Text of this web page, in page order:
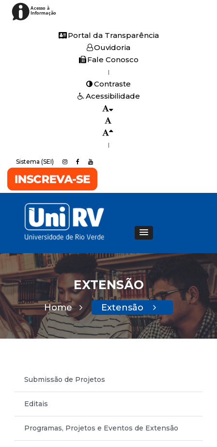
Acesso à
Informação
Portal da Transparência
Ouvidoria
Fale Conosco
|
Contraste
Acessibilidade
|
Sistema (SEI)
EXTENSÃO
Home Extensão
Submissão de Projetos
Editais
Programas, Projetos e Eventos de Extensão